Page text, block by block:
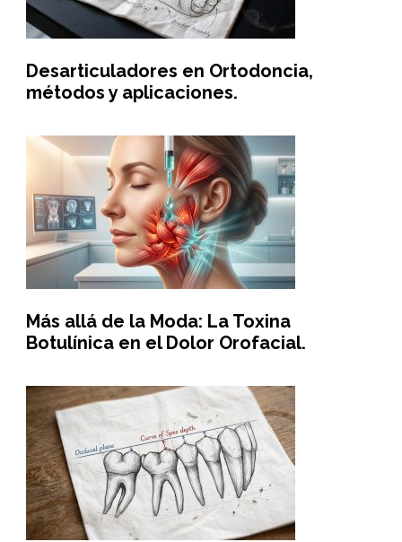
Desarticuladores en Ortodoncia,
métodos y aplicaciones.
Más allá de la Moda: La Toxina
Botulínica en el Dolor Orofacial.